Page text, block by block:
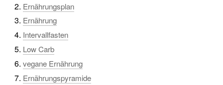
Ernährungsplan
Ernährung
Intervallfasten
Low Carb
vegane Ernährung
Ernährungspyramide